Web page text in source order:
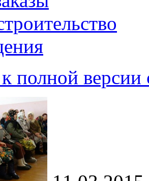
полной версии